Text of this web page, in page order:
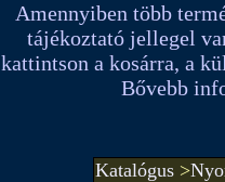
Amennyiben több
tájékoztató jellegel
kattintson a kosárra, a
Bővebb
Katalógus >